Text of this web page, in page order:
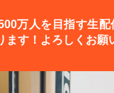
万人を目指す生
ます！よろしくお願